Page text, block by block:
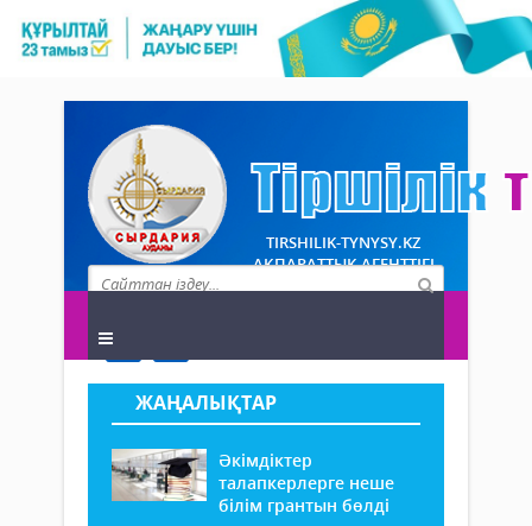
TIRSHILIK-TYNYSY.KZ
АҚПАРАТТЫҚ АГЕНТТІГІ
ЖАҢАЛЫҚТАР
Әкімдіктер
талапкерлерге неше
білім грантын бөлді